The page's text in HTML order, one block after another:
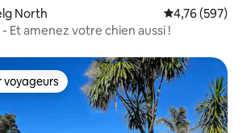
North Évaluation
4,76 (597)
Et amenez votre chien aussi !
les plus appréciés